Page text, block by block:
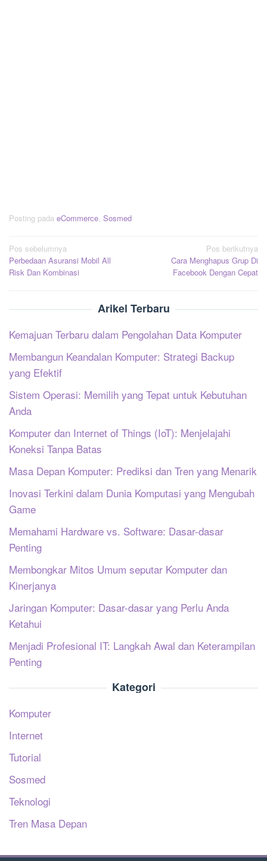
Posting pada eCommerce, Sosmed
Navigasi
pos
Pos sebelumnya
Perbedaan Asuransi Mobil All
Risk Dan Kombinasi
Pos berikutnya
Cara Menghapus Grup Di
Facebook Dengan Cepat
Arikel Terbaru
Kemajuan Terbaru dalam Pengolahan Data Komputer
Membangun Keandalan Komputer: Strategi Backup
yang Efektif
Sistem Operasi: Memilih yang Tepat untuk Kebutuhan
Anda
Komputer dan Internet of Things (IoT): Menjelajahi
Koneksi Tanpa Batas
Masa Depan Komputer: Prediksi dan Tren yang Menarik
Inovasi Terkini dalam Dunia Komputasi yang Mengubah
Game
Memahami Hardware vs. Software: Dasar-dasar
Penting
Membongkar Mitos Umum seputar Komputer dan
Kinerjanya
Jaringan Komputer: Dasar-dasar yang Perlu Anda
Ketahui
Menjadi Profesional IT: Langkah Awal dan Keterampilan
Penting
Kategori
Komputer
Internet
Tutorial
Sosmed
Teknologi
Tren Masa Depan